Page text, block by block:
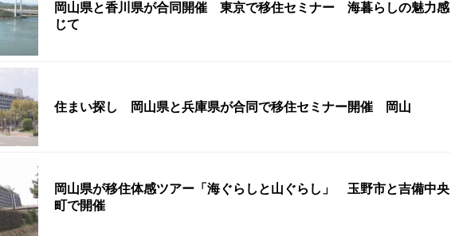
岡山県と香川県が合同開催 東京で移住セミナー 海暮らしの魅力感
じて
住まい探し 岡山県と兵庫県が合同で移住セミナー開催 岡山
岡山県が移住体感ツアー「海ぐらしと山ぐらし」 玉野市と吉備中央
町で開催